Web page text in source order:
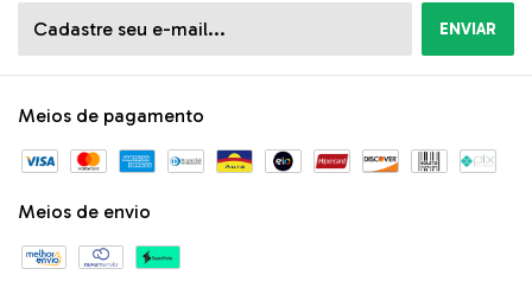
Meios de pagamento
Meios de envio